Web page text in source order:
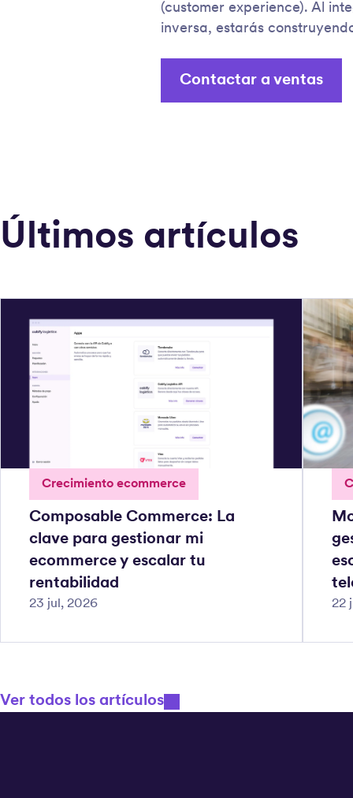
(customer experience). Al
inversa, estarás
Contactar a ventas
Últimos artículos
Crecimiento ecommerce
Composable Commerce: La
clave para gestionar mi
ecommerce y escalar tu
rentabilidad
23 jul, 2026 22
Ver todos los artículos